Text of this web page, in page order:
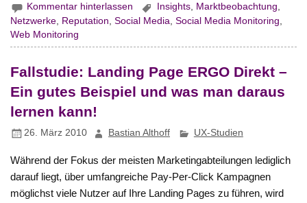
Kommentar hinterlassen Insights, Marktbeobachtung,
Netzwerke Reputation ,Social Media ,Social Media Monitoring
Web Monitoring
Fallstudie: Landing Page ERGO Direkt –
Ein gutes Beispiel und was man daraus
lernen kann!
26. März 2010 Bastian Althoff UX-Studien
Während der Fokus der meisten Marketingabteilungen lediglich
darauf liegt, über umfangreiche Pay-Per-Click Kampagnen
möglichst viele Nutzer auf Ihre Landing Pages zu führen, wird